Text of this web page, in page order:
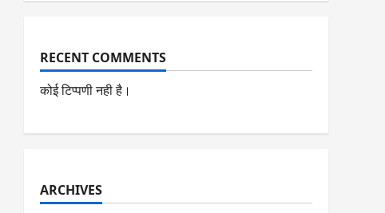
RECENT COMMENTS
कोई टिप्पणी नही है।
ARCHIVES